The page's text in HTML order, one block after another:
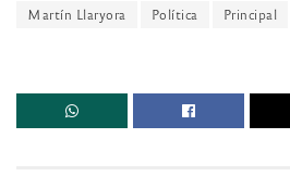
Martín Llaryora
Política Principal